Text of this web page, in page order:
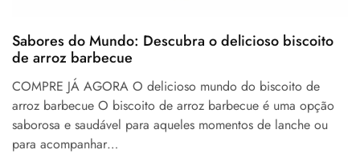
Sabores do Mundo: Descubra o delicioso biscoito
de arroz barbecue
COMPRE JÁ AGORA O delicioso mundo do biscoito de
arroz barbecue O biscoito de arroz barbecue é uma opção
saborosa e saudável para aqueles momentos de lanche ou
para acompanhar…